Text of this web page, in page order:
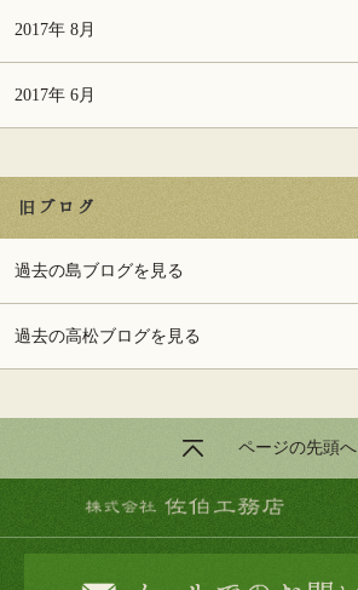
2017年 8月
2017年 6月
旧ブログ
過去の島ブログを見る
過去の高松ブログを見る
ページの先頭へ